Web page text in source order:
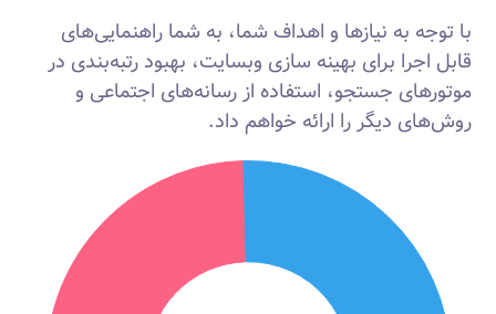
با توجه به نیازها و اهداف شما، به شما راهنمایی‌های
قابل اجرا برای بهینه سازی وبسایت، بهبود رتبه‌بندی در
موتورهای جستجو، استفاده از رسانه‌های اجتماعی و
روش‌های دیگر را ارائه خواهم داد.